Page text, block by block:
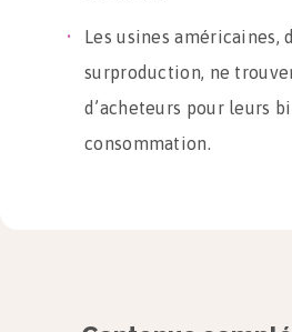
Les usines américaines,
surproduction, ne
d’acheteurs pour leurs
consommation.